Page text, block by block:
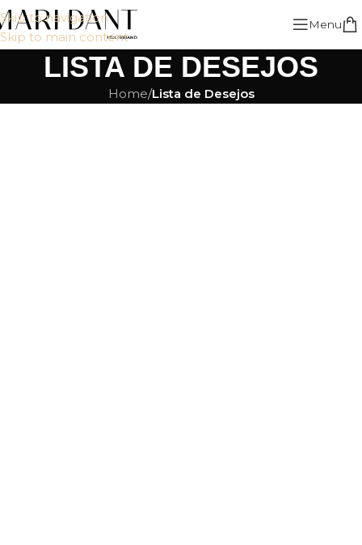
Skip to navigation
Skip to main content
Menu
LISTA DE DESEJOS
Home/Lista de Desejos